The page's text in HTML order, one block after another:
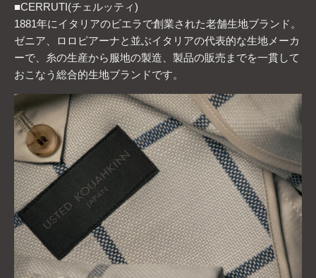
■CERRUTI(チェルッティ)
1881年にイタリアのビエラで創業された老舗生地ブランド。
ゼニア、ロロピアーナと並ぶイタリアの代表的な生地メーカ
ーで、糸の生産から服地の製造、製品の販売までを一貫して
おこなう総合的生地ブランドです。